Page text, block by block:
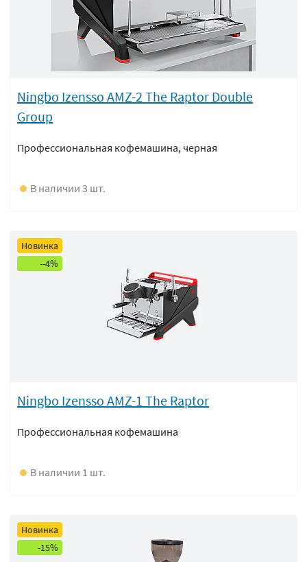
Ningbo Izensso AMZ-2 The Raptor Double
Group
Профессиональная кофемашина, черная
В наличии 3 шт.
Новинка
--4%
Ningbo Izensso AMZ-1 The Raptor
Профессиональная кофемашина
В наличии 1 шт.
Новинка
-15%